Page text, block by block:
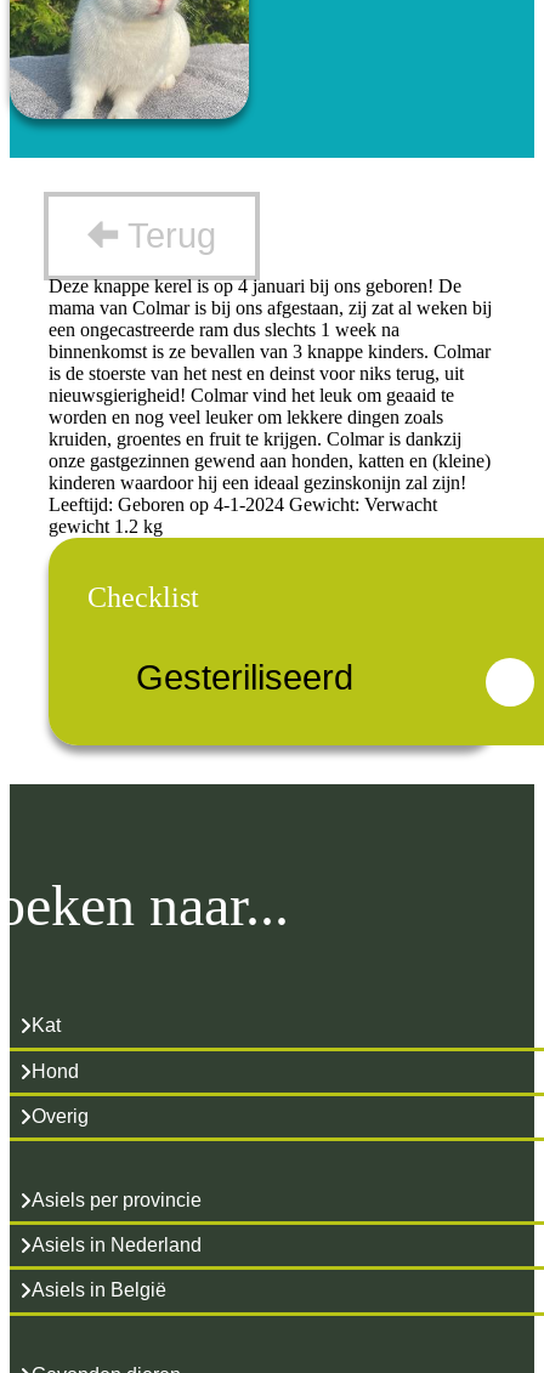
Terug
Deze knappe kerel is op 4 januari bij ons geboren! De
mama van Colmar is bij ons afgestaan, zij zat al weken bij
een ongecastreerde ram dus slechts 1 week na
binnenkomst is ze bevallen van 3 knappe kinders. Colmar
is de stoerste van het nest en deinst voor niks terug, uit
nieuwsgierigheid! Colmar vind het leuk om geaaid te
worden en nog veel leuker om lekkere dingen zoals
kruiden, groentes en fruit te krijgen. Colmar is dankzij
onze gastgezinnen gewend aan honden, katten en (kleine)
kinderen waardoor hij een ideaal gezinskonijn zal zijn!
Leeftijd: Geboren op 4-1-2024 Gewicht: Verwacht
gewicht 1.2 kg
Checklist
Gesteriliseerd
naar...
Kat
Hond
Overig
Asiels per provincie
Asiels in Nederland
Asiels in België